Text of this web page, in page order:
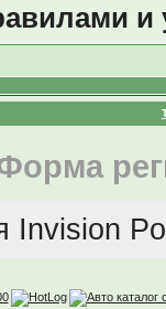
Invision